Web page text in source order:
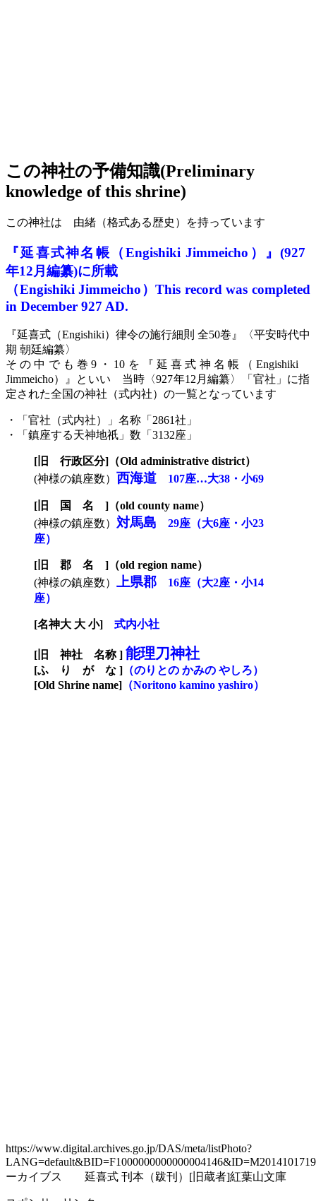
この神社の予備知識(Preliminary
knowledge of this shrine)
この神社は 由緒（格式ある歴史）を持っています
『延喜式神名帳 （EngishikiJimmeicho） 』(927
年12月編纂)に所載
（Engishiki Jimmeicho ） This record was completed
in December 927 AD.
『延喜式 （Engishiki） 律令の施行細則 全50巻 』〈平安時代中
期 朝廷編纂〉
その中でも 巻9 ・ 10を 『延喜式神名帳 （Engishiki
Jimmeicho） 』 といい 当時 〈927年12月編纂〉
「官社」に指
定された全国の神社 （式内社） の一覧となっています
・ 「官社（式内社）」 名称 「2861社 」
・「 鎮座する天神地祇 」数 「3132座」
[旧 行政区分]（Old administrative district）
(神様の鎮座数） 西海道 107座…大38・小69
[旧 国 名 ]（old county name）
(神様の鎮座数） 対馬島 29座（大6座・小23
座）
[旧 郡 名 ]（old region name）
(神様の鎮座数） 上県郡 16座（大2座・小14
座）
[名神大 大 小] 式内小社
[旧 神社 名称 ] 能理刀神社
[ふ り が な ] （のりとの かみの やしろ）
[Old Shrine name] （Noritono kamino yashiro）
https://www.digital.archives.go.jp/DAS/meta/listPhoto?
ーカイブス 延喜式 刊本（跋刊）[旧蔵者]紅葉山文庫